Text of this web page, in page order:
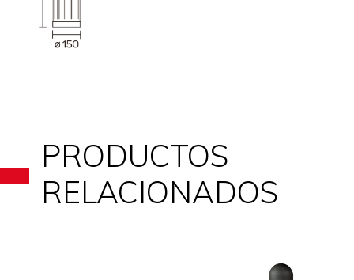
PRODUCTOS
RELACIONADOS